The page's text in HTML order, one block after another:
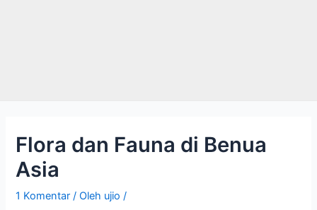
Flora dan Fauna di Benua
Asia
1 Komentar / Oleh ujio/